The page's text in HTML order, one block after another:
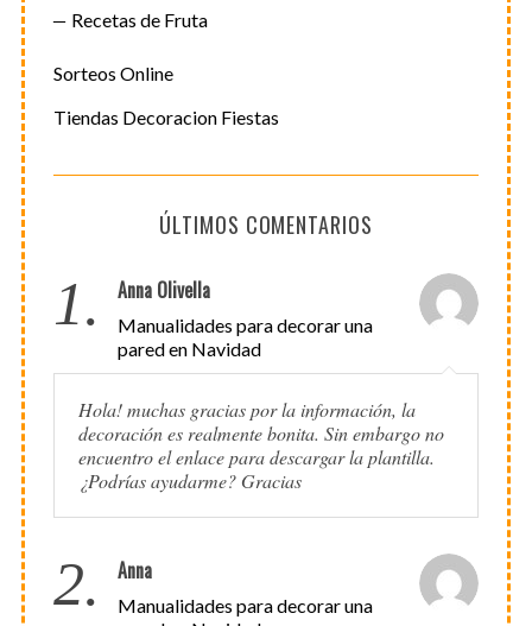
Recetas de Fruta
Sorteos Online
Tiendas Decoracion Fiestas
ÚLTIMOS COMENTARIOS
1. Anna Olivella
Manualidades para decorar una
pared en Navidad
Hola! muchas gracias por la información, la
decoración es realmente bonita. Sin embargo no
encuentro el enlace para descargar la plantilla.
¿Podrías ayudarme? Gracias
2. Anna
Manualidades para decorar una